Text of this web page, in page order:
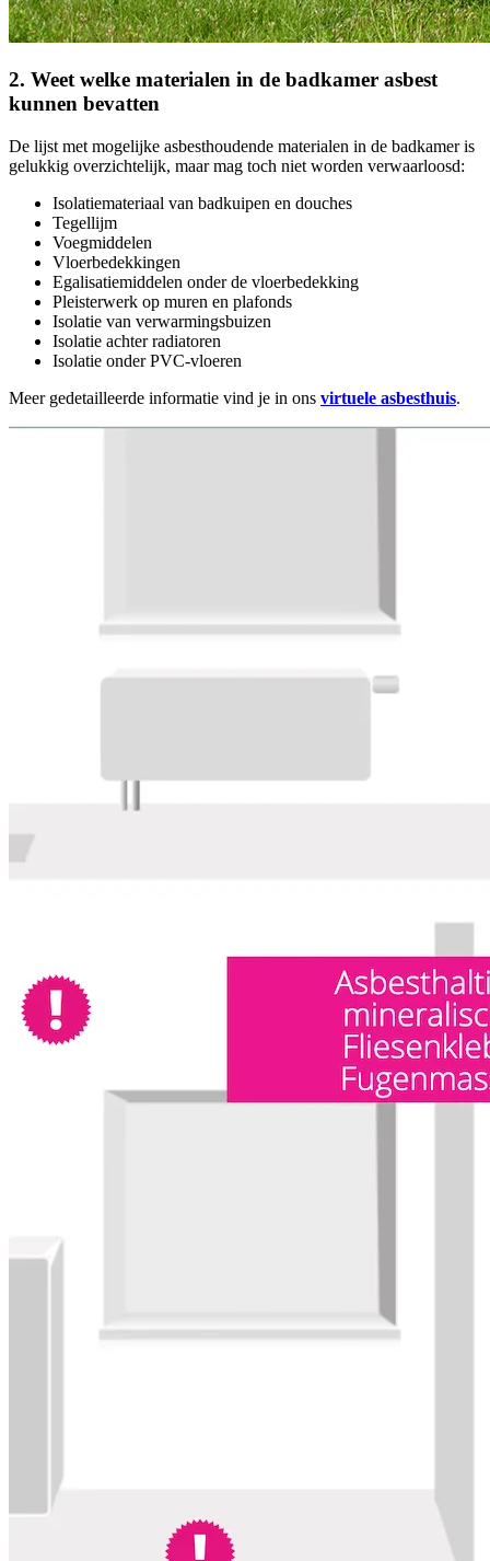
2. Weet welke materialen in de badkamer asbest
kunnen bevatten
De lijst met mogelijke asbesthoudende materialen in de badkamer is
gelukkig overzichtelijk, maar mag toch niet worden verwaarloosd:
Isolatiemateriaal van badkuipen en douches
Tegellijm
Voegmiddelen
Vloerbedekkingen
Egalisatiemiddelen onder de vloerbedekking
Pleisterwerk op muren en plafonds
Isolatie van verwarmingsbuizen
Isolatie achter radiatoren
Isolatie onder PVC-vloeren
Meer gedetailleerde informatie vind je in ons virtuele asbesthuis.